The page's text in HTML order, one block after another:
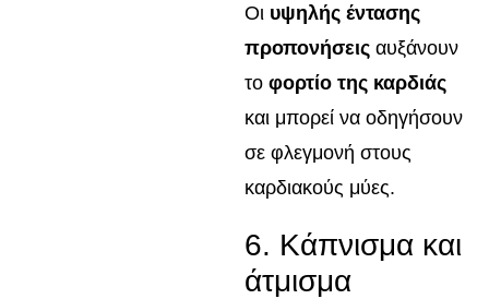
Οι υψηλής έντασης
προπονήσεις αυξάνουν
το φορτίο της καρδιάς
και μπορεί να οδηγήσουν
σε φλεγμονή στους
καρδιακούς μύες.
6. Κάπνισμα και
άτμισμα